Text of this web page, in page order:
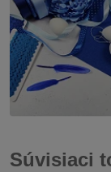
Súvisiaci